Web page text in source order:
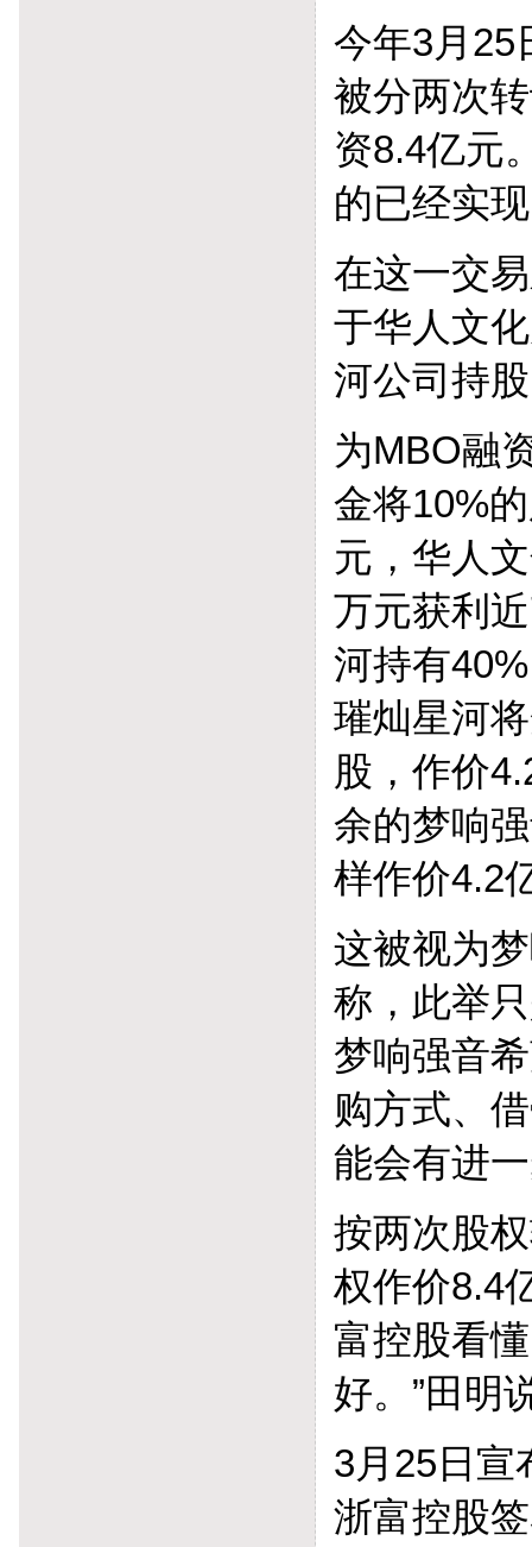
今年3月25
被分两次
资8.4亿元
的已经实
在这一交
于华人文
河公司持
为MBO融
金将10%
元，华人
万元获利
河持有
璀灿星河
股，作价
余的梦响
样作价4.2
这被视为
称，此举
梦响强音
购方式、
能会有进
按两次股
权作价8.4
富控股看
好。”田明
3月25日宣
浙富控股